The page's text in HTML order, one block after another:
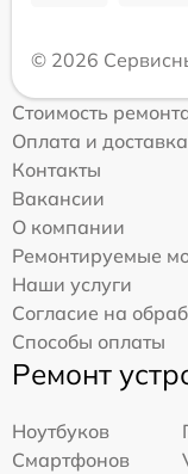
© 2026
Стоимость
Оплата и доставка
Контакты
Вакансии
О компании
Ремонтируемые
Наши услуги
Согласие на
Способы оплаты
Ремонт
Ноутбуков
Смартфонов